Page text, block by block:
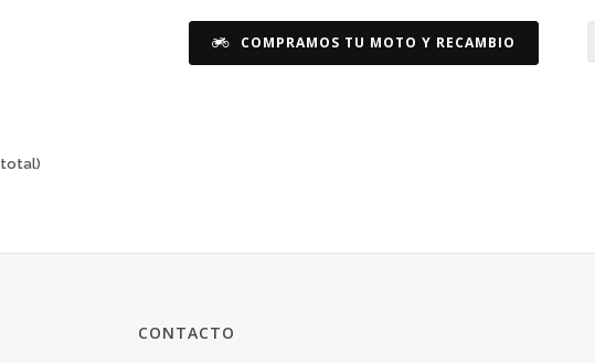
COMPRAMOS TU MOTO Y RECAMBIO
total)
CONTACTO